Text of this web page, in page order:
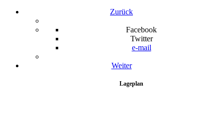
Zurück
Facebook
Twitter
e-mail
Weiter
Lageplan